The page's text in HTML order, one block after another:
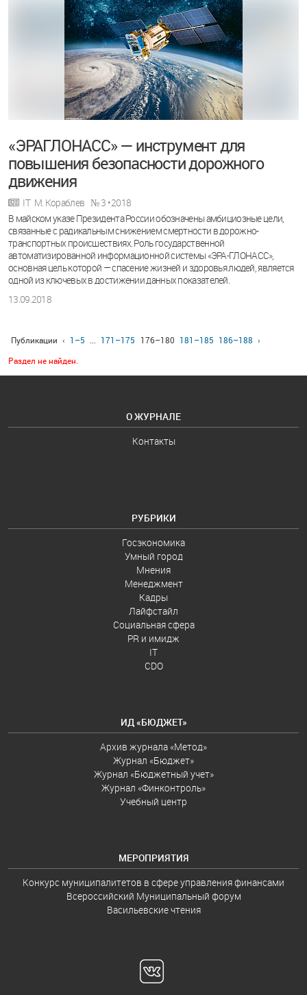
«ЭРА­ГЛОНАСС» — инструмент для
повышения безопасности дорожного
движения
IT М. Кораблев№ 3 • 2018
В майском указе Президента России обозначены амбициозные цели,
связанные с радикальным снижением смертности в дорожно-
транспортных происшествиях. Роль государственной
автоматизированной информационной системы «ЭРА-ГЛОНАСС»,
основная цель которой — спасение жизней и здоровья людей, является
одной из ключевых в достижении данных показателей.
13.09.2018
Публикации ‹ 1–5 171–175 176–180 181–185 186–188 ›
Раздел не найден.
О ЖУРНАЛЕ
Контакты
РУБРИКИ
Госэкономика
Умный город
Мнения
Менеджмент
Кадры
Лайфстайл
Социальная сфера
PR и имидж
IT
CDO
ИД «БЮДЖЕТ»
Архив журнала «Метод»
Журнал «Бюджет»
Журнал «Бюджетный учет»
Журнал «Финконтроль»
Учебный центр
МЕРОПРИЯТИЯ
Конкурс муниципалитетов в сфере управления финансами
Всероссийский Муниципальный форум
Васильевские чтения